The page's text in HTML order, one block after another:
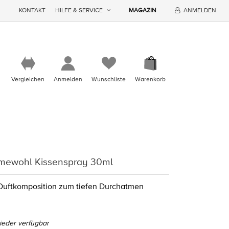
KONTAKT HILFE & SERVICE MAGAZIN ANMELDEN
Vergleichen Anmelden Wunschliste Warenkorb
Kissenspray 30ml
zum tiefen Durchatmen
verfügbar